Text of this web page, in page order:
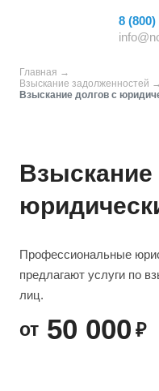
8 (800)
Главная
Взыскание задолженностей
Взыскание долгов с
Взыскание
Профессиональные
предлагают услуги по
лиц.
от 50 000 ₽